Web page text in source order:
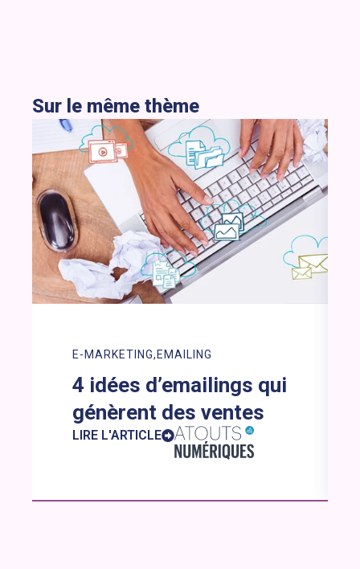
Sur le même thème
E-MARKETING EMAILING
4 idées d’emailings qui
génèrent des ventes
LIRE L'ARTICLE